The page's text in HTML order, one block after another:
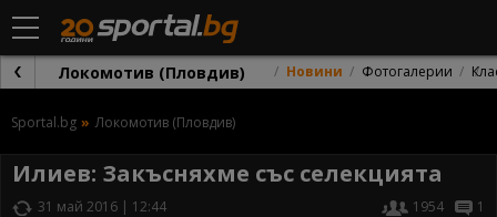
Локомотив (Пловдив) Новини Фотогалерии
Sportal.bg Локомотив (Пловдив)
Илиев: Закъсняхме със селекцията
31 май 2016 | 12:44 1954 1